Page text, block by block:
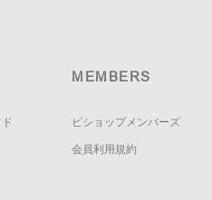
MEMBERS
ビショップメンバーズ
会員利用規約